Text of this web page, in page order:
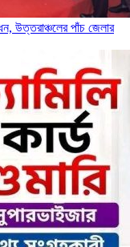
উত্তরাঞ্চলের পাঁচ জেলার